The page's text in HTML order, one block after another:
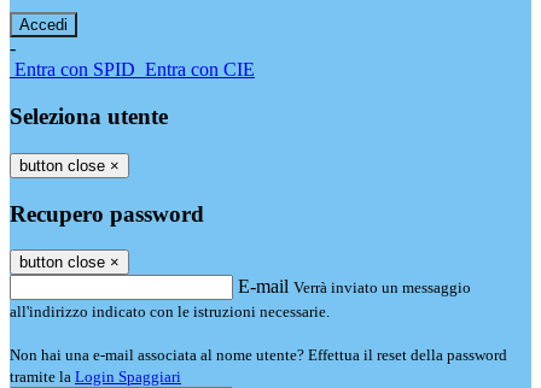
-
Entra con SPID Entra con CIE
Seleziona utente
button close ×
Recupero password
button close ×
E-mail Verrà inviato un messaggio
all'indirizzo indicato con le istruzioni necessarie.
Non hai una e-mail associata al nome utente? Effettua il reset della password
tramite la Login Spaggiari